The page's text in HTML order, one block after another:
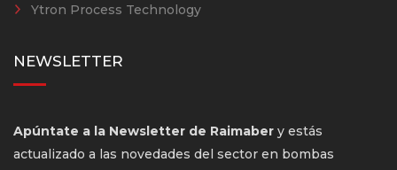
Ytron Process Technology
NEWSLETTER
Apúntate a la Newsletter de Raimaber y estás
actualizado a las novedades del sector en bombas